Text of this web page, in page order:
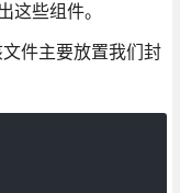
些组件。
件主要放置我们封